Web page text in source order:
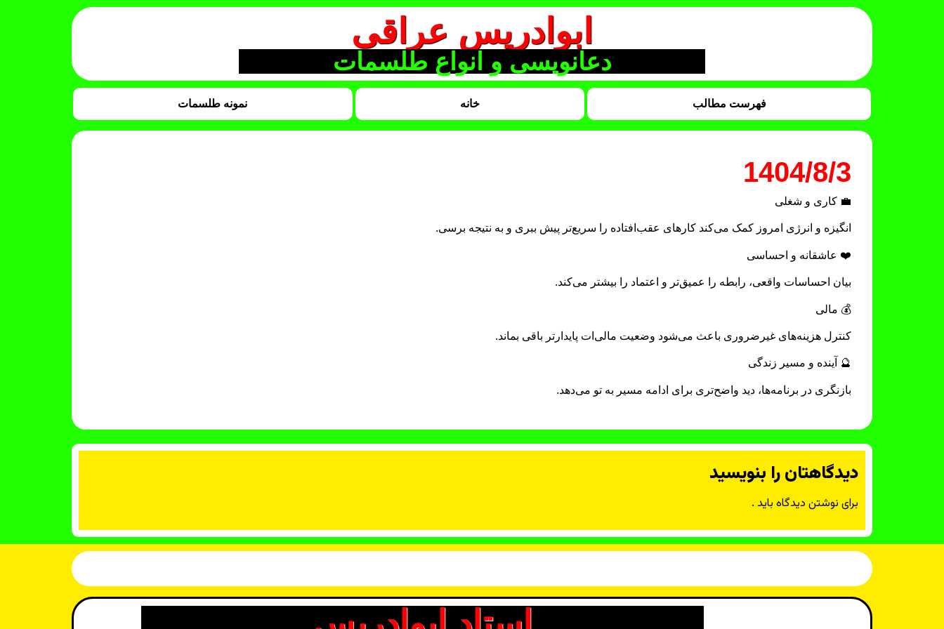
ابوادریس عراقی
دعانویسی و انواع طلسمات
فهرست مطالب خانه نمونه طلسمات
1404/8/3
💼 کاری و شغلی
انگیزه و انرژی امروز کمک می‌کند کارهای عقب‌افتاده را سریع‌تر پیش ببری و به نتیجه برسی.
❤️ عاشقانه و احساسی
بیان احساسات واقعی، رابطه را عمیق‌تر و اعتماد را بیشتر می‌کند.
💰 مالی
کنترل هزینه‌های غیرضروری باعث می‌شود وضعیت مالی‌ات پایدارتر باقی بماند.
🔮 آینده و مسیر زندگی
بازنگری در برنامه‌ها، دید واضح‌تری برای ادامه مسیر به تو می‌دهد.
دیدگاهتان را بنویسید
برای نوشتن دیدگاه باید .